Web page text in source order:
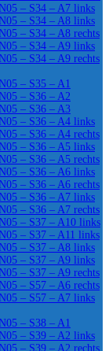
– S34 – A7 links
– S34 – A8 links
– S34 – A8 rechts
– S34 – A9 links
– S34 – A9 rechts
– S35 – A1
– S36 – A2
– S36 – A3
– S36 – A4 links
– S36 – A4 rechts
– S36 – A5 links
– S36 – A5 rechts
– S36 – A6 links
– S36 – A6 rechts
– S36 – A7 links
– S36 – A7 rechts
– S37 – A10 links
– S37 – A11 links
– S37 – A8 links
– S37 – A9 links
– S37 – A9 rechts
– S57 – A6 rechts
– S57 – A7 links
– S38 – A1
– S39 – A2 links
– S39 – A2 rechts